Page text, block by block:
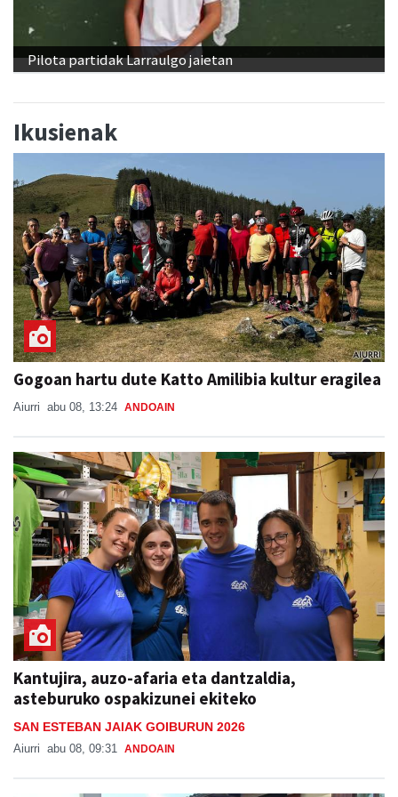
Pilota partidak Larraulgo jaietan
Ikusienak
Gogoan hartu dute Katto Amilibia kultur eragilea
Aiurri abu 08, 13:24 ANDOAIN
Kantujira, auzo-afaria eta dantzaldia,
asteburuko ospakizunei ekiteko
SAN ESTEBAN JAIAK GOIBURUN 2026
Aiurri abu 08, 09:31 ANDOAIN